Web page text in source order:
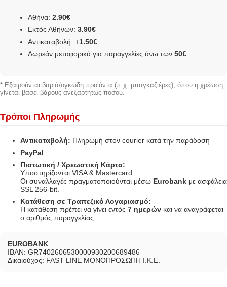
Αθήνα: 2.90€
Εκτός Αθηνών: 3.90€
Αντικαταβολή: +1.50€
Δωρεάν μεταφορικά για παραγγελίες άνω των 50€
* Εξαιρούνται βαριά/ογκώδη προϊόντα (π.χ. μπαγκαζιέρες), όπου η χρέωση
γίνεται βάσει βάρους ανεξαρτήτως ποσού.
Τρόποι Πληρωμής
Αντικαταβολή: Πληρωμή στον courier κατά την παράδοση
PayPal
Πιστωτική / Χρεωστική Κάρτα:
Υποστηρίζονται VISA & Mastercard.
Οι συναλλαγές πραγματοποιούνται μέσω Eurobank με ασφάλεια
SSL 256-bit.
Κατάθεση σε Τραπεζικό Λογαριασμό:
Η κατάθεση πρέπει να γίνει εντός 7 ημερών και να αναγράφεται
ο αριθμός παραγγελίας.
EUROBANK
IBAN: GR7402606530000930200689486
Δικαιούχος: FAST LINE ΜΟΝΟΠΡΟΣΩΠΗ Ι.Κ.Ε.